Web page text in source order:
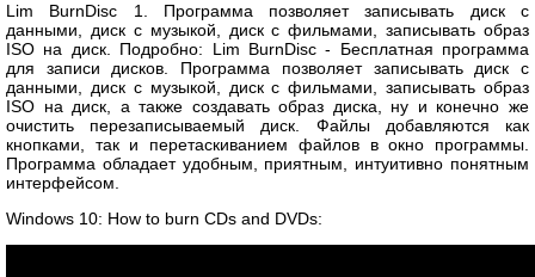
Lim BurnDisc 1. Программа позволяет записывать диск с
данными, диск с музыкой, диск с фильмами, записывать образ
ISO на диск. Подробно: Lim BurnDisc - Бесплатная программа
для записи дисков. Программа позволяет записывать диск с
данными, диск с музыкой, диск с фильмами, записывать образ
ISO на диск, а также создавать образ диска, ну и конечно же
очистить перезаписываемый диск. Файлы добавляются как
кнопками, так и перетаскиванием файлов в окно программы.
Программа обладает удобным, приятным, интуитивно понятным
интерфейсом.
Windows 10: How to burn CDs and DVDs: